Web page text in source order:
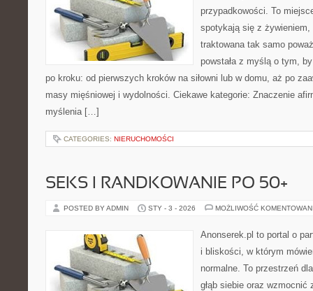
przypadkowości. To
spotykają się z żywieniem,
traktowana tak samo
powstała z myślą o tym,
po kroku: od pierwszych kroków na siłowni lub w domu, aż po
masy mięśniowej i wydolności. Ciekawe kategorie: Znaczenie
myślenia […]
CATEGORIES: NIERUCHOMOŚCI
SEKS I RANDKOWANIE PO 50+
POSTED BY ADMIN STY - 3 - 2026 MOŻLIWOŚĆ
Anonserek.pl to portal o
i bliskości, w którym
normalne. To przestrzeń
głąb siebie oraz